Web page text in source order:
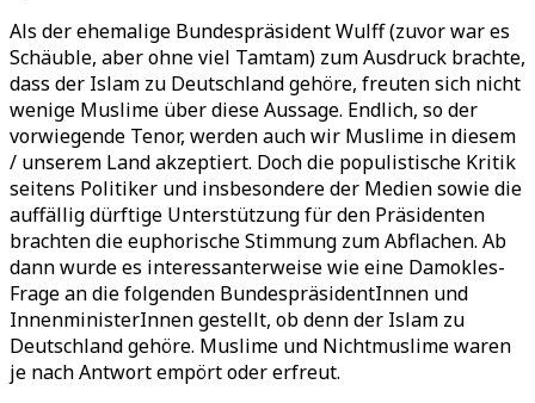
Als der ehemalige Bundespräsident Wulff (zuvor war es
Schäuble, aber ohne viel Tamtam) zum Ausdruck brachte,
dass der Islam zu Deutschland gehöre, freuten sich nicht
wenige Muslime über diese Aussage. Endlich, so der
vorwiegende Tenor, werden auch wir Muslime in diesem
/ unserem Land akzeptiert. Doch die populistische Kritik
seitens Politiker und insbesondere der Medien sowie die
auffällig dürftige Unterstützung für den Präsidenten
brachten die euphorische Stimmung zum Abflachen. Ab
dann wurde es interessanterweise wie eine Damokles-
Frage an die folgenden BundespräsidentInnen und
InnenministerInnen gestellt, ob denn der Islam zu
Deutschland gehöre. Muslime und Nichtmuslime waren
je nach Antwort empört oder erfreut.